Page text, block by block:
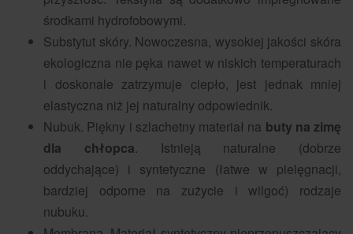
środkami hydrofobowymi.
Substytut skóry. Nowoczesna, wysokiej jakości skóra
ekologiczna nie pęka nawet w niskich temperaturach
i doskonale zatrzymuje ciepło, jest jednak mniej
elastyczna niż jej naturalny odpowiednik.
Nubuk. Piękny i szlachetny materiał na buty na zimę
dla chłopca. Istnieją naturalne (dobrze
oddychające) i syntetyczne (łatwe w pielęgnacji,
bardziej odporne na zużycie i wilgoć) rodzaje
nubuku.